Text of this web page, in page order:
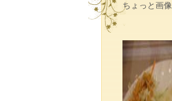
ちょっと画